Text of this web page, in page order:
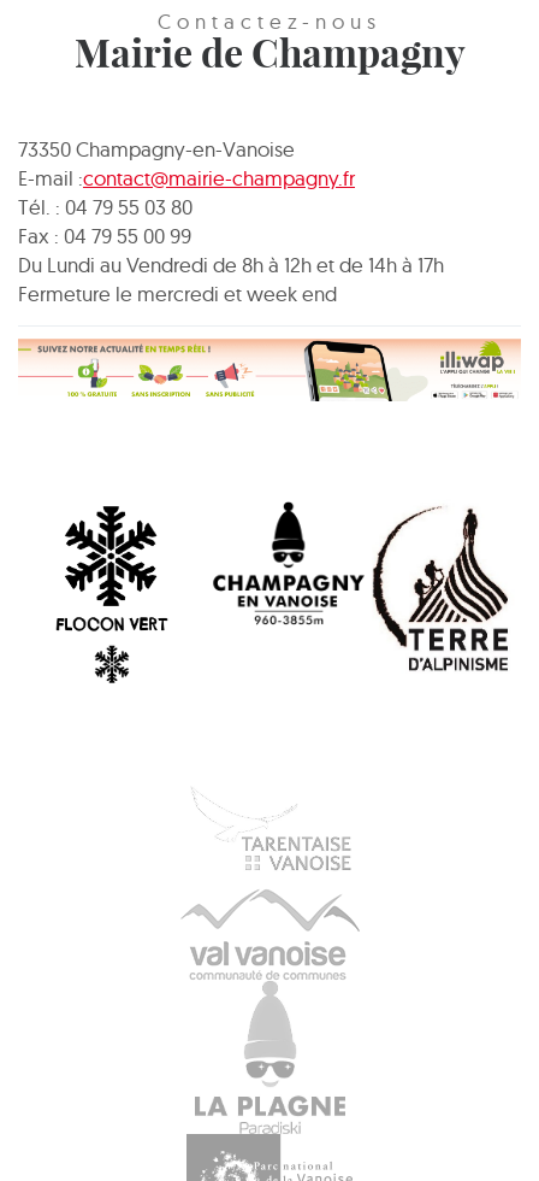
Contactez-nous
Mairie de Champagny
73350 Champagny-en-Vanoise
E-mail :contact@mairie-champagny.fr
Tél. : 04 79 55 03 80
Fax : 04 79 55 00 99
Du Lundi au Vendredi de 8h à 12h et de 14h à 17h
Fermeture le mercredi et week end